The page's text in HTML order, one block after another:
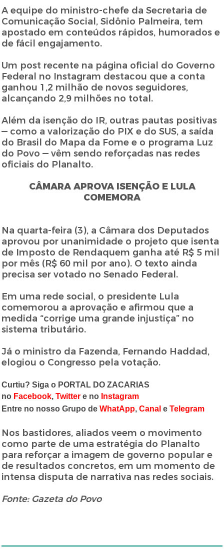
A equipe do ministro-chefe da Secretaria de
Comunicação Social, Sidônio Palmeira, tem
apostado em conteúdos rápidos, humorados e
de fácil engajamento.
Um post recente na página oficial do Governo
Federal no Instagram destacou que a conta
ganhou 1,2 milhão de novos seguidores,
alcançando 2,9 milhões no total.
Além da isenção do IR, outras pautas positivas
— como a valorização do PIX e do SUS, a saída
do Brasil do Mapa da Fome e o programa Luz
do Povo — vêm sendo reforçadas nas redes
oficiais do Planalto.
CÂMARA APROVA ISENÇÃO E LULA
COMEMORA
Na quarta-feira (3), a Câmara dos Deputados
aprovou por unanimidade o projeto que isenta
de Imposto de Rendaquem ganha até R$ 5 mil
por mês (R$ 60 mil por ano). O texto ainda
precisa ser votado no Senado Federal.
Em uma rede social, o presidente Lula
comemorou a aprovação e afirmou que a
medida “corrige uma grande injustiça” no
sistema tributário.
Já o ministro da Fazenda, Fernando Haddad,
elogiou o Congresso pela votação.
Curtiu? Siga o PORTAL DO ZACARIAS
no Facebook,Twitter e no Instagram
Entre no nosso Grupo deWhatApp,Canal eTelegram
Nos bastidores, aliados veem o movimento
como parte de uma estratégia do Planalto
para reforçar a imagem de governo popular e
de resultados concretos, em um momento de
intensa disputa de narrativa nas redes sociais.
Fonte: Gazeta do Povo